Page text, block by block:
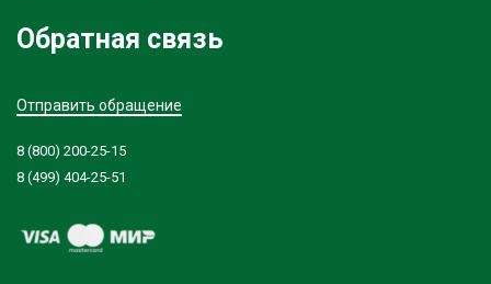
Обратная связь
Отправить обращение
8 (800) 200-25-15
8 (499) 404-25-51